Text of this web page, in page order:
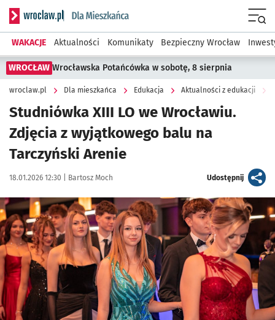
Serwis informacyjny wroclaw.pl podserwis: Dla mieszkańca
WAKACJE Aktualności Komunikaty Bezpieczny Wrocław
WROCŁAW Wrocławska Potańcówka w sobotę, 8 sierpnia
wroclaw.pl Dla mieszkańca Edukacja Aktualności z edukacji
Studniówka XIII LO we Wrocławiu.
Zdjęcia z wyjątkowego balu na
Tarczyński Arenie
Data publikacji:
18.01.2026 12:30 | Autor:
Bartosz Moch Udostępnijartykuł
Kliknij, aby zobaczyć galerię